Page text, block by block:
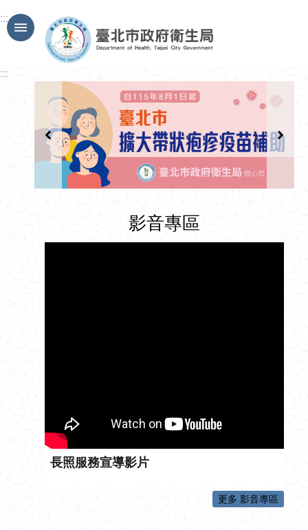
跳到主要內容區塊
:::
:::
影音專區
長照服務宣導影片
更多 影音專區